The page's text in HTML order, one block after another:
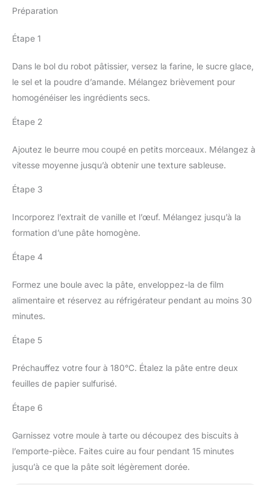
Préparation
Étape 1
Dans le bol du robot pâtissier, versez la farine, le sucre glace,
le sel et la poudre d’amande. Mélangez brièvement pour
homogénéiser les ingrédients secs.
Étape 2
Ajoutez le beurre mou coupé en petits morceaux. Mélangez à
vitesse moyenne jusqu’à obtenir une texture sableuse.
Étape 3
Incorporez l’extrait de vanille et l’œuf. Mélangez jusqu’à la
formation d’une pâte homogène.
Étape 4
Formez une boule avec la pâte, enveloppez-la de film
alimentaire et réservez au réfrigérateur pendant au moins 30
minutes.
Étape 5
Préchauffez votre four à 180°C. Étalez la pâte entre deux
feuilles de papier sulfurisé.
Étape 6
Garnissez votre moule à tarte ou découpez des biscuits à
l’emporte-pièce. Faites cuire au four pendant 15 minutes
jusqu’à ce que la pâte soit légèrement dorée.